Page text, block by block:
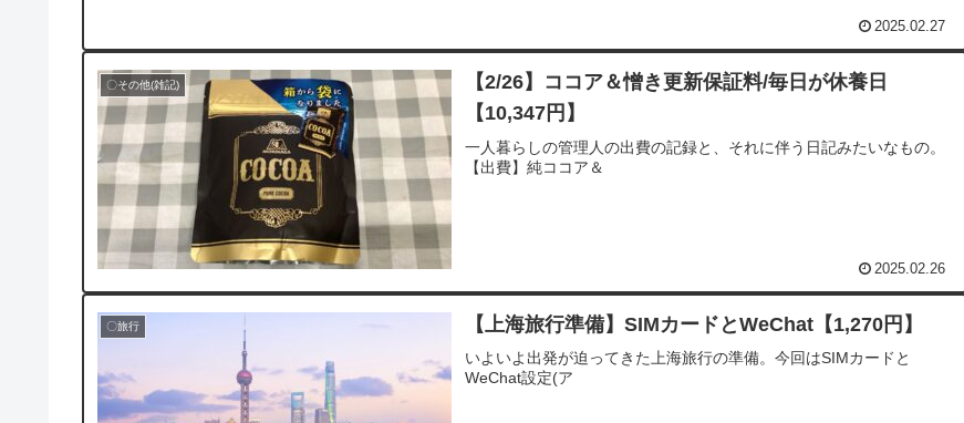
2025.02.27
〇その他(雑記)
【2/26】ココア＆憎き更新保証料/毎日が休養日
【10,347円】
一人暮らしの管理人の出費の記録と、それに伴う日記みたいなもの。
【出費】純ココア＆
2025.02.26
〇旅行 【上海旅行準備】SIMカードとWeChat【1,270円】
いよいよ出発が迫ってきた上海旅行の準備。今回はSIMカードと
WeChat設定(ア